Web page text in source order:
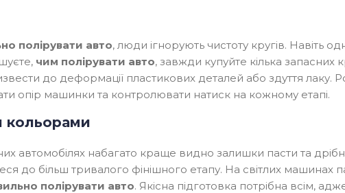
полірувати авто, люди ігнорують чистоту кругів. Навіть
чим полірувати авто, завжди купуйте кілька запасних
до деформації пластикових деталей або здуття лаку.
опір машинки та контролювати натиск на кожному етапі.
кольорами
автомобілях набагато краще видно залишки пасти та
до більш тривалого фінішного етапу. На світлих машинах
полірувати авто. Якісна підготовка потрібна всім,